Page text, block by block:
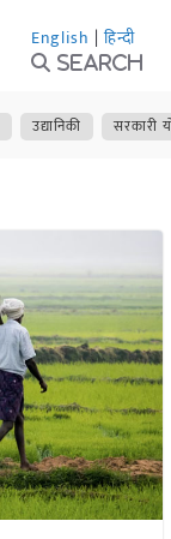
English | हिन्दी
Search
उद्यानिकी सरकारी